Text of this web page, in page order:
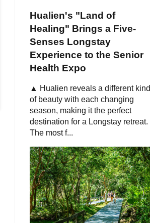
Hualien's "Land of
Healing" Brings a Five-
Senses Longstay
Experience to the Senior
Health Expo
▲ Hualien reveals a different kind
of beauty with each changing
season, making it the perfect
destination for a Longstay retreat.
The most f...